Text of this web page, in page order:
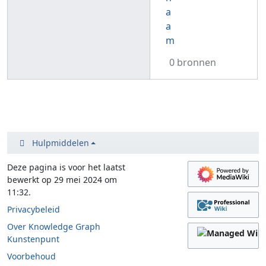
a
a
m
0 bronnen
Hulpmiddelen
Deze pagina is voor het laatst
bewerkt op 29 mei 2024 om
11:32.
Privacybeleid
Over Knowledge Graph
Kunstenpunt
Voorbehoud